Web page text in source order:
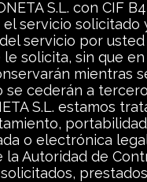
S.L. con CIF
el servicio
servicio por
solicita, sin que
mientras
cederán a
S.L. estamos
o electrónica
Autoridad de